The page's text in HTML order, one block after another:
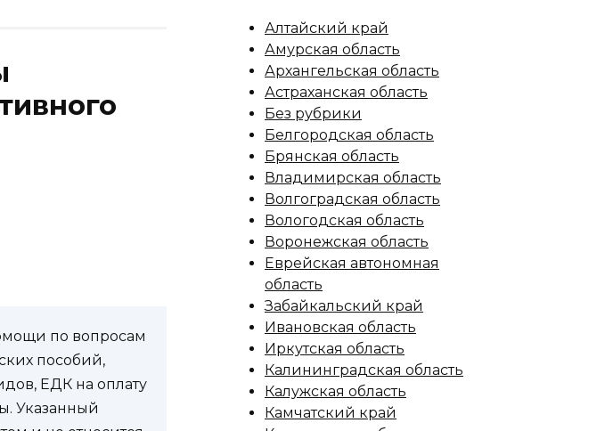
по вопросам
пособий,
ЕДК на оплату
Указанный
Алтайский край
Амурская область
Архангельская область
Астраханская область
Без рубрики
Белгородская область
Брянская область
Владимирская область
Волгоградская область
Вологодская область
Воронежская область
Еврейская автономная
область
Забайкальский край
Ивановская область
Иркутская область
Калининградская область
Калужская область
Камчатский край